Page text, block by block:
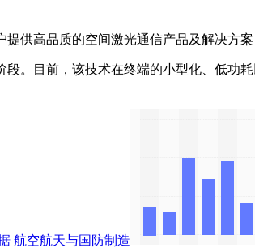
高品质的空间激光通信产品及解决方案
目前，该技术在终端的小型化、低功
航空航天与国防制造